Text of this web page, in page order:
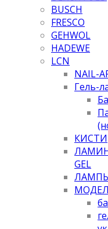
BUSCH
FRESCO
GEHWOL
HADEWE
LCN
NAIL-
Гель-
КИСТИ
GEL